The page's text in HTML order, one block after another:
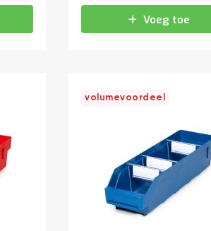
Voeg toe
volumevoordeel